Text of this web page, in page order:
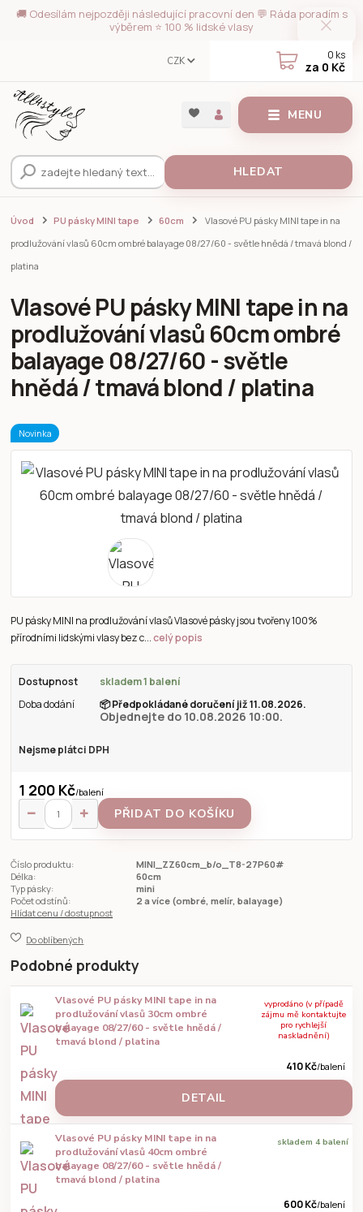
🚚 Odesílám nejpozději následující pracovní den 💬 Ráda poradím s
výběrem ⭐ 100 % lidské vlasy
MENU
CZK
HLEDAT
0 ks
za 0 Kč
Úvod PU pásky MINI tape 60cm
Vlasové PU pásky MINI tape in na
prodlužování vlasů 60cm ombré balayage 08/27/60 - světle hnědá / tmavá blond /
platina
Vlasové PU pásky MINI tape in na
prodlužování vlasů 60cm ombré
balayage 08/27/60 - světle
hnědá / tmavá blond / platina
Novinka
PU pásky MINI na prodlužování vlasů Vlasové pásky jsou tvořeny 100%
přírodními lidskými vlasy bez c...celý popis
Dostupnost
skladem 1 balení
Doba dodání
📦Předpokládané doručení již 11.08.2026.
Objednejte do 10.08.2026 10:00.
Nejsme plátci DPH
1 200 Kč/balení
PŘIDAT DO KOŠÍKU
Číslo produktu:
MINI_ZZ60cm_b/o_T8-27P60#
Délka:
60cm
Typ pásky:
mini
Počet odstínů:
2 a více (ombré, melír, balayage)
Hlídat cenu / dostupnost
Do oblíbených
Podobné produkty
Vlasové PU pásky MINI tape in na
prodlužování vlasů 30cm ombré
balayage 08/27/60 - světle hnědá /
tmavá blond / platina
410 Kč/balení
vyprodáno (v případě
zájmu mě kontaktujte
pro rychlejší
naskladnění)
DETAIL
Vlasové PU pásky MINI tape in na
prodlužování vlasů 40cm ombré
balayage 08/27/60 - světle hnědá /
tmavá blond / platina
600 Kč/balení
skladem 4 balení